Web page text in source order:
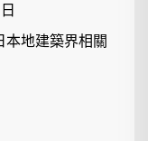
地建築界相關